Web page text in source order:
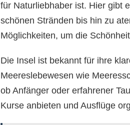
für Naturliebhaber ist. Hier gibt
schönen Stränden bis hin zu
Möglichkeiten, um die
Die Insel ist bekannt für ihre
Meereslebewesen wie
ob Anfänger oder erfahrener
Kurse anbieten und Ausflüge